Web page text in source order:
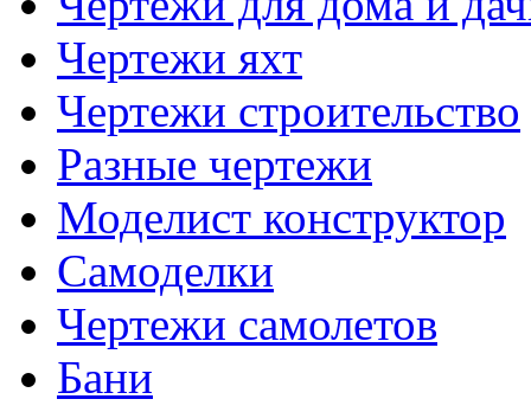
Чертежи яхт
Чертежи строительство
Разные чертежи
Моделист конструктор
Самоделки
Чертежи самолетов
Бани